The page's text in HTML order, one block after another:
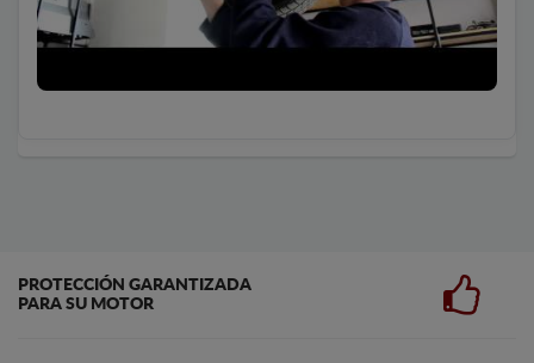
PROTECCIÓN GARANTIZADA
PARA SU MOTOR